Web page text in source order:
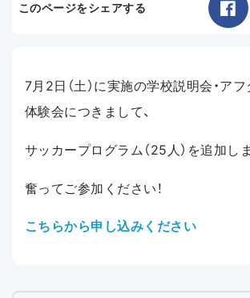
このページをシェアする
7月2日（土）に実施の学校説明会・ア
体験会につきまして、
サッカープログラム（25人）を追加し
奮ってご参加ください！
こちらから申し込みください